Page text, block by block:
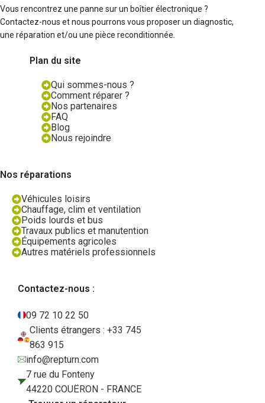
Vous rencontrez une panne sur un boîtier électronique ?
Contactez-nous et nous pourrons vous proposer un diagnostic,
une réparation et/ou une pièce reconditionnée.
Plan du site
Qui sommes-nous ?
Comment réparer ?
Nos partenaires
FAQ
Blog
Nous rejoindre
Nos réparations
Véhicules loisirs
Chauffage, clim et ventilation
Poids lourds et bus
Travaux publics et manutention
Équipements agricoles
Autres matériels professionnels
Contactez-nous :
09 72 10 22 50
Clients étrangers : +33 745
863 915
info@repturn.com
7 rue du Fonteny
44220 COUËRON - FRANCE